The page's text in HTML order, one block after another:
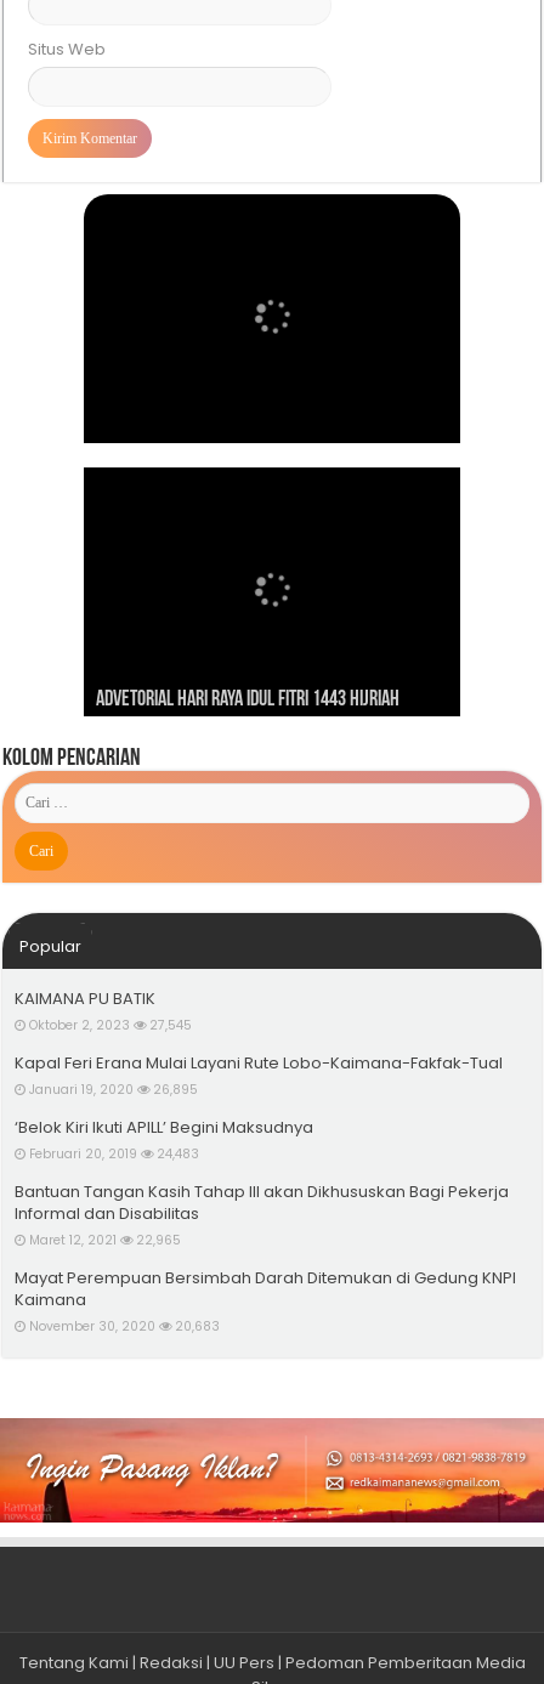
Situs Web
Lebih Kuat’
Advetorial Hari Raya Idul Fitri 1443 Hijriah
Tahun 2019
Kolom Pencarian
Popular
KAIMANA PU BATIK
Oktober 2, 2023 27,545
Kapal Feri Erana Mulai Layani Rute Lobo-Kaimana-Fakfak-Tual
Januari 19, 2020 26,895
‘Belok Kiri Ikuti APILL’ Begini Maksudnya
Februari 20, 2019 24,483
Bantuan Tangan Kasih Tahap III akan Dikhususkan Bagi Pekerja
Informal dan Disabilitas
Maret 12, 2021 22,965
Mayat Perempuan Bersimbah Darah Ditemukan di Gedung KNPI
Kaimana
November 30, 2020 20,683
Tentang Kami | Redaksi | UU Pers | Pedoman Pemberitaan Media